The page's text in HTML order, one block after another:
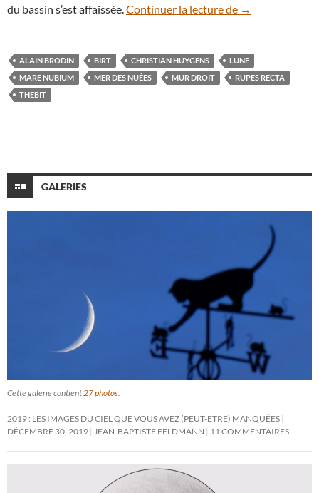
du bassin s’est affaissée.Continuer la lecture de Paysages
→
ALAIN BRODIN BIRT CHRISTIAN HUYGENS
LUNE
MARE NUBIUM
MER DES NUÉES MUR DROIT
RUPES RECTA
THEBIT
GALERIES
Cette galerie contient27 photos.
2019 : LES IMAGES DU CIEL QUE VOUS AVEZ (PEUT-ÊTRE) MANQUÉES
DÉCEMBRE 30, 2019 JEAN-BAPTISTE FELDMANN 11 COMMENTAIRES